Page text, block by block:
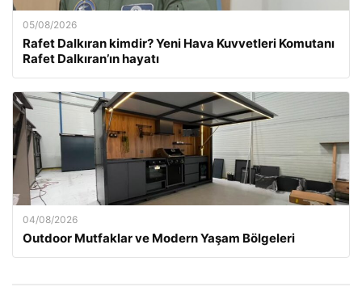
05/08/2026
Rafet Dalkıran kimdir? Yeni Hava Kuvvetleri Komutanı
Rafet Dalkıran’ın hayatı
04/08/2026
Outdoor Mutfaklar ve Modern Yaşam Bölgeleri